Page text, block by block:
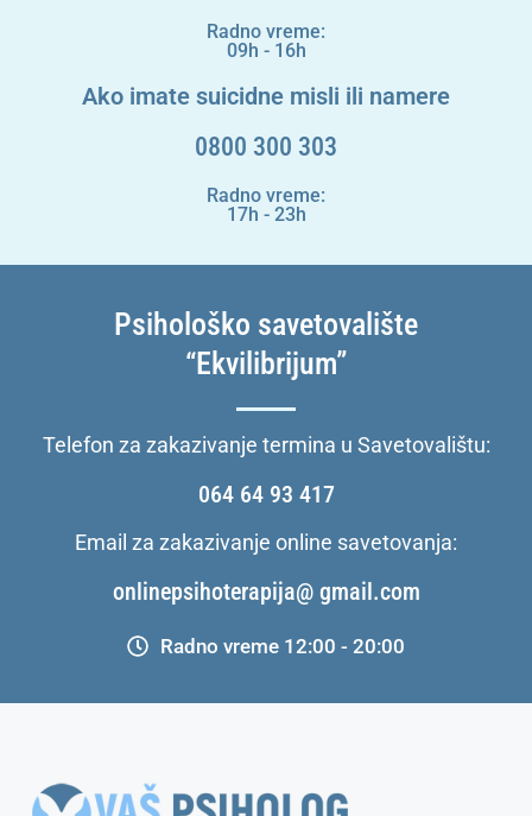
Radno vreme:
09h - 16h
Ako imate suicidne misli ili namere
0800 300 303
Radno vreme:
17h - 23h
Psihološko savetovalište
“Ekvilibrijum”
Telefon za zakazivanje termina u Savetovalištu:
064 64 93 417
Email za zakazivanje online savetovanja:
onlinepsihoterapija@ gmail.com
Radno vreme 12:00 - 20:00